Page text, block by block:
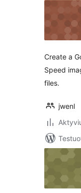
Create a
Speed
files.
jwenl